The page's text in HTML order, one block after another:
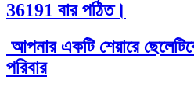
36191 বার পঠিত।
আপনার একটি শেয়ারে
পরিবার